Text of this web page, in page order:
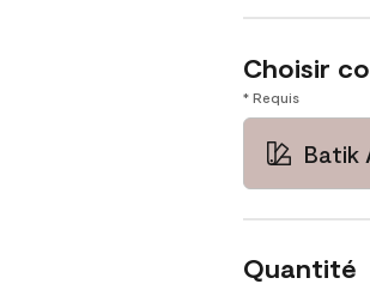
Choisir
* Requis
Batik
Quantité